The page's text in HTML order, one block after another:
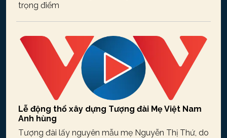
trọng điểm
Lễ động thổ xây dựng Tượng đài Mẹ Việt Nam
Anh hùng
Tượng đài lấy nguyên mẫu mẹ Nguyễn Thị Thứ, do